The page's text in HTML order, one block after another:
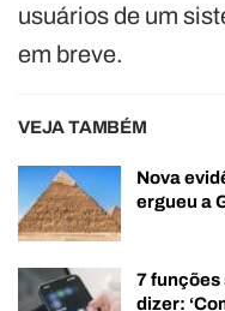
usuários de um
em breve.
VEJA TAMBÉM
Nova
ergueu a
7 funções
dizer: